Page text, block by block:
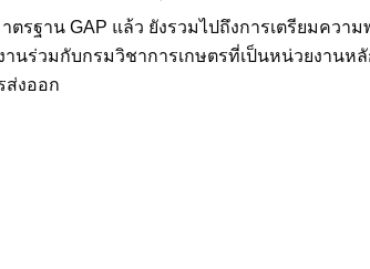
ตรฐาน GAP แล้ว ยังรวมไปถึงการเตรียมควา
านร่วมกับกรมวิชาการเกษตรที่เป็นหน่วยงาน
ส่งออก